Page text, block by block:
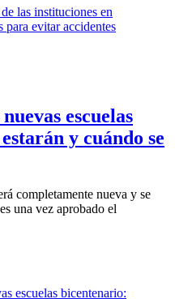
escuelas
y cuándo se
completamente nueva y se
una vez aprobado el